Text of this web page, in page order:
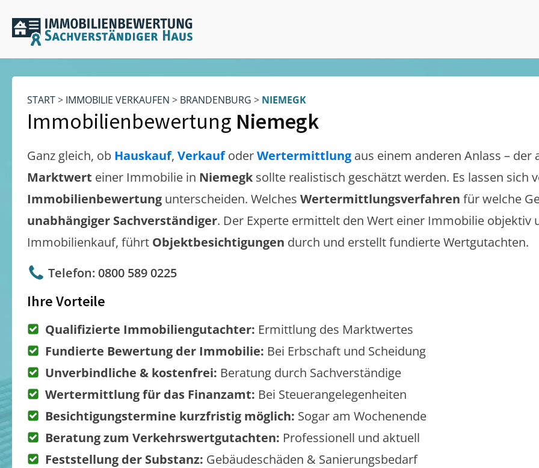
START> IMMOBILIE VERKAUFEN > BRANDENBURG > NIEMEGK
Immobilienbewertung Niemegk
Ganz gleich, ob Hauskauf, VerkaufoderWertermittlung aus einem anderen Anlass – der
Marktwert einer Immobilie in Niemegk sollte realistisch geschätzt werden. Es lassen sich
Immobilienbewertung unterscheiden. Welches Wertermittlungsverfahren für welche
unabhängiger Sachverständiger. Der Experte ermittelt den Wert einer Immobilie objektiv
Immobilienkauf, führt Objektbesichtigungen durch und erstellt fundierte Wertgutachten.
Telefon: 0800 589 0225
Ihre Vorteile
Qualifizierte Immobiliengutachter: Ermittlung des Marktwertes
Fundierte Bewertung der Immobilie: Bei Erbschaft und Scheidung
Unverbindliche & kostenfrei: Beratung durch Sachverständige
Wertermittlung für das Finanzamt: Bei Steuerangelegenheiten
Besichtigungstermine kurzfristig möglich: Sogar am Wochenende
Beratung zum Verkehrswertgutachten: Professionell und aktuell
Feststellung der Substanz: Gebäudeschäden & Sanierungsbedarf